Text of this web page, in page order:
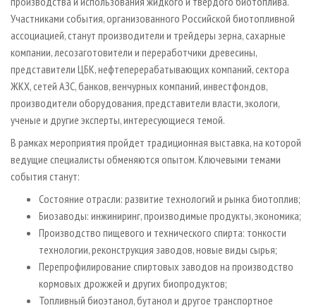
ЦБП
ИНСТРУМЕНТ И МАТЕРИАЛЫ
ГАЗЕТА ЛЕСПРОМФОРУМ
БИБЛИОТЕКА СПЕЦИАЛИСТА
Участниками события, организованного Российской биотопливной
ассоциацией, станут производители и трейдеры зерна, сахарные
компании, лесозаготовители и переработчики древесины,
представители ЦБК, нефтеперерабатывающих компаний, сектора
ЖКХ, сетей АЗС, банков, венчурных компаний, инвестфондов,
производители оборудования, представители власти, экологи,
ученые и другие эксперты, интересующиеся темой.
В рамках мероприятия пройдет традиционная выставка, на которой
ведущие специалисты обменяются опытом. Ключевыми темами
события станут:
Состояние отрасли: развитие технологий и рынка биотоплив;
Биозаводы: инжиниринг, производимые продукты, экономика;
Производство пищевого и технического спирта: тонкости
технологии, реконструкция заводов, новые виды сырья;
Перепрофилирование спиртовых заводов на производство
кормовых дрожжей и других биопродуктов;
Топливный биоэтанол, бутанол и другое транспортное